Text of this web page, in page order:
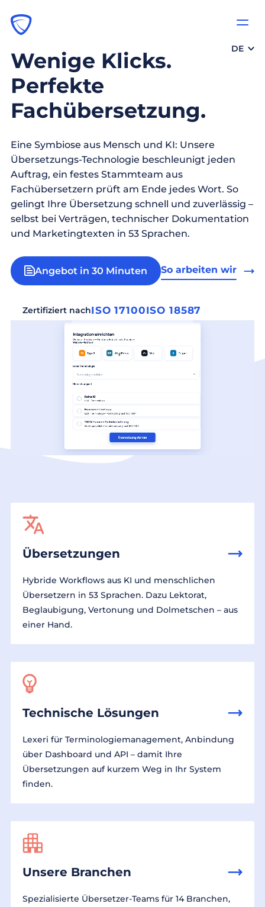
DE
Wenige Klicks.
Perfekte
Fachübersetzung.
Eine Symbiose aus Mensch und KI: Unsere
Übersetzungs-Technologie beschleunigt jeden
Auftrag, ein festes Stammteam aus
Fachübersetzern prüft am Ende jedes Wort. So
gelingt Ihre Übersetzung schnell und zuverlässig –
selbst bei Verträgen, technischer Dokumentation
und Marketingtexten in 53 Sprachen.
Angebot in 30 Minuten So arbeiten wir
Zertifiziert nachISO 17100ISO 18587
Übersetzungen
Hybride Workflows aus KI und menschlichen
Übersetzern in 53 Sprachen. Dazu Lektorat,
Beglaubigung, Vertonung und Dolmetschen – aus
einer Hand.
Technische Lösungen
Lexeri für Terminologiemanagement, Anbindung
über Dashboard und API – damit Ihre
Übersetzungen auf kurzem Weg in Ihr System
finden.
Unsere Branchen
Spezialisierte Übersetzer-Teams für 14 Branchen,